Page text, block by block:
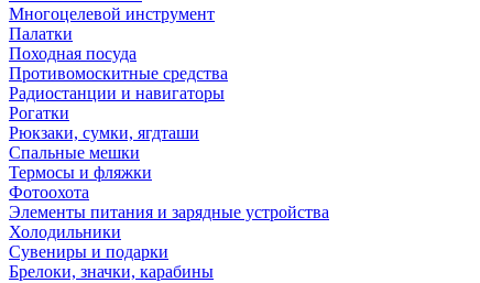
Многоцелевой инструмент
Палатки
Походная посуда
Противомоскитные средства
Радиостанции и навигаторы
Рогатки
Рюкзаки, сумки, ягдташи
Спальные мешки
Термосы и фляжки
Фотоохота
Элементы питания и зарядные устройства
Холодильники
Сувениры и подарки
Брелоки, значки, карабины